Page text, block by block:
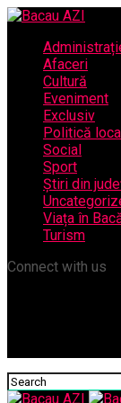
Afaceri
Cultură
Eveniment
Exclusiv
Politică
Social
Sport
Știri din
Viața în
Turism
Connect with us